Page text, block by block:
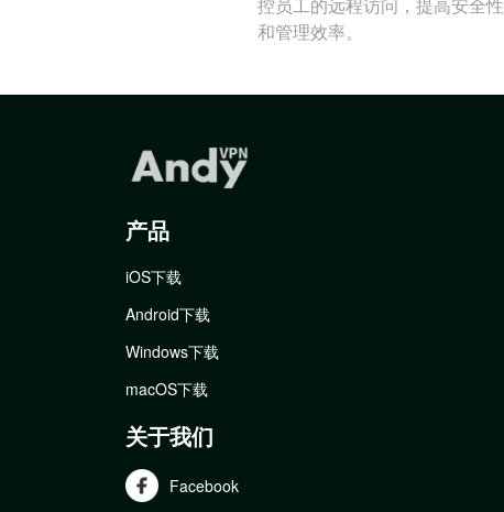
控员工的远程访问，提高安全性
和管理效率。
产品
iOS下载
Android下载
Windows下载
macOS下载
关于我们
Facebook